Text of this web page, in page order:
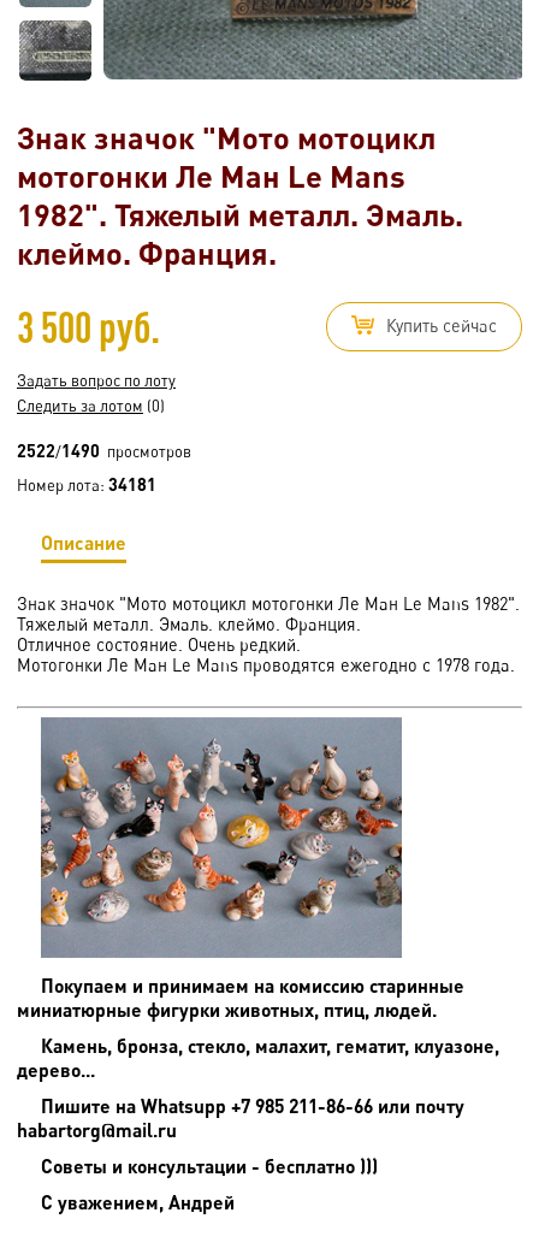
Знак значок "Мото мотоцикл
мотогонки Ле Ман Le Mans
1982". Тяжелый металл. Эмаль.
клеймо. Франция.
3 500 руб. Купить сейчас
Задать вопрос по лоту
Следить за лотом (0)
2522/1490 просмотров
Номер лота: 34181
Описание
Знак значок "Мото мотоцикл мотогонки Ле Ман Le Mans 1982".
Тяжелый металл. Эмаль. клеймо. Франция.
Отличное состояние. Очень редкий.
Мотогонки Ле Ман Le Mans проводятся ежегодно с 1978 года.
Покупаем и принимаем на комиссию старинные
миниатюрные фигурки животных, птиц, людей.
Камень, бронза, стекло, малахит, гематит, клуазоне,
дерево...
Пишите на Whatsupp +7 985 211-86-66 или почту
habartorg@mail.ru
Советы и консультации - бесплатно )))
С уважением, Андрей